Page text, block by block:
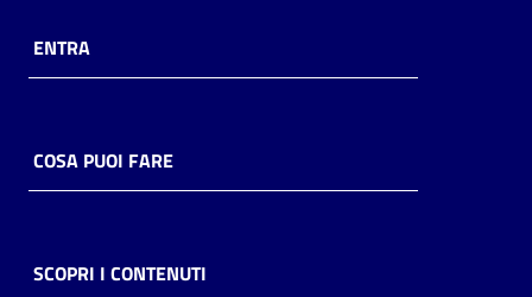
ENTRA
COSA PUOI FARE
SCOPRI I CONTENUTI